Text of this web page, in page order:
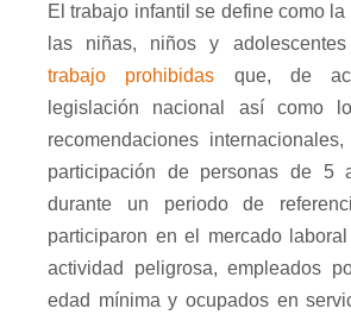
El trabajo infantil se define como
las niñas, niños y
trabajo prohibidas que, de
legislación nacional así como
recomendaciones
participación de personas de 5
durante un periodo de
participaron en el mercado
actividad peligrosa, empleados
edad mínima y ocupados en